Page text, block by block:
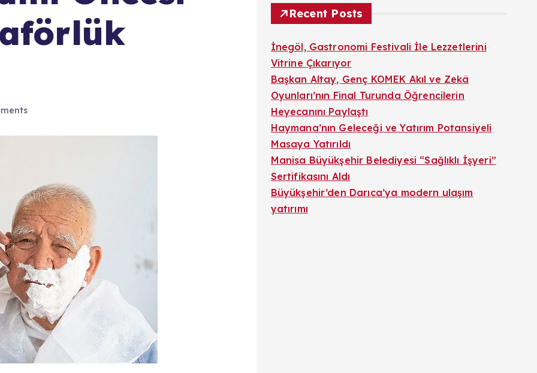
Recent Posts
İnegöl, Gastronomi Festivali İle Lezzetlerini
Vitrine Çıkarıyor
Başkan Altay, Genç KOMEK Akıl ve Zekâ
Oyunları’nın Final Turunda Öğrencilerin
Heyecanını Paylaştı
Haymana’nın Geleceği ve Yatırım Potansiyeli
Masaya Yatırıldı
Manisa Büyükşehir Belediyesi “Sağlıklı İşyeri”
Sertifikasını Aldı
Büyükşehir’den Darıca’ya modern ulaşım
yatırımı